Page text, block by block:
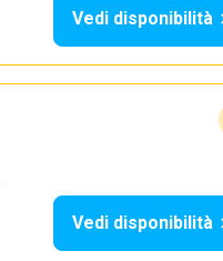
Vedi disponibilità
Vedi disponibilità